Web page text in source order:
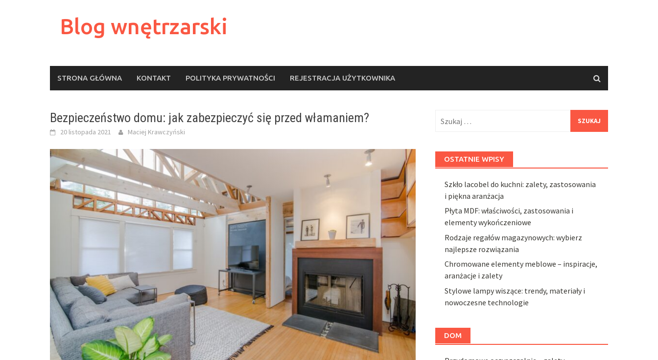
Blog wnętrzarski
STRONA GŁÓWNA KONTAKT POLITYKA PRYWATNOŚCI REJESTRACJA UŻYTKOWNIKA
Bezpieczeństwo domu: jak zabezpieczyć się przed włamaniem?
20 listopada 2021 Maciej Krawczyński
OSTATNIE WPISY
Szkło lacobel do kuchni: zalety, zastosowania
i piękna aranżacja
Płyta MDF: właściwości, zastosowania i
elementy wykończeniowe
Rodzaje regałów magazynowych: wybierz
najlepsze rozwiązania
Chromowane elementy meblowe – inspiracje,
aranżacje i zalety
Stylowe lampy wiszące: trendy, materiały i
nowoczesne technologie
DOM